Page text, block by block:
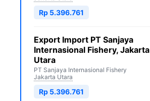
Rp 5.396.761
Export Import PT Sanjaya
Internasional Fishery, Jakarta
Utara
PT Sanjaya Internasional Fishery
Jakarta Utara
Rp 5.396.761